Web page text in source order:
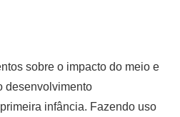
sobre o impacto do meio e
desenvolvimento
infância. Fazendo uso